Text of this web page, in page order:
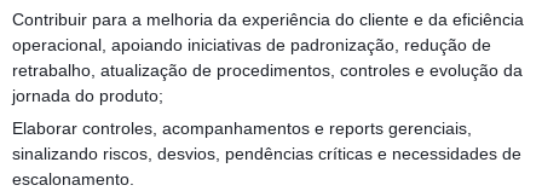
Contribuir para a melhoria da experiência do cliente e da eficiência
operacional, apoiando iniciativas de padronização, redução de
retrabalho, atualização de procedimentos, controles e evolução da
jornada do produto;
Elaborar controles, acompanhamentos e reports gerenciais,
sinalizando riscos, desvios, pendências críticas e necessidades de
escalonamento.